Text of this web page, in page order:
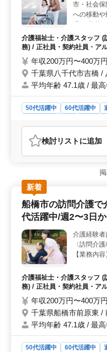
方で、仕事とプライベ
格・経験活かせる＞ 介護
上の資格保有者が活躍し
1,020円から1,700円、年
程度の幅があります。キ
で、スキルや経験を存分
市・社会
への移動
助 ・入浴
****備考
遇♫ ・責任
す！ ぜひ
介護福祉士・介護スタッフ (
務) / 正社員・契約社員・ア
年収200万円〜400
千葉県八千代市吉橋 /
平均年齢 47.1歳 / 最
50代活躍中 60代活躍中
介護
おすすめポイント
＜訪問介護での介護士募
問介護での介護士を募集
介助業務や食事や入浴の
を支えるお仕事です。心
迎します。 ＜魅力的な
費実費支給など働きやす
可能でアクセスも良好で
1,000円〜1,800円です
週3〜5日の勤務や平日の
や週休2日シフト制などラ
ができます。介護経験が1
をお持ちの方はぜひご応
検討リスト に追加
新着
船橋市の訪問介護
代活躍中/週2〜3日
介護経験
〈訪問介
【業務内
服薬介助
換 ・着替
費支給 ・
しています
に働きま
介護福祉士・介護スタッフ (
務) / 正社員・契約社員・ア
年収200万円〜400
千葉県船橋市前原東 /
平均年齢 47.1歳 / 最
50代活躍中 60代活躍中